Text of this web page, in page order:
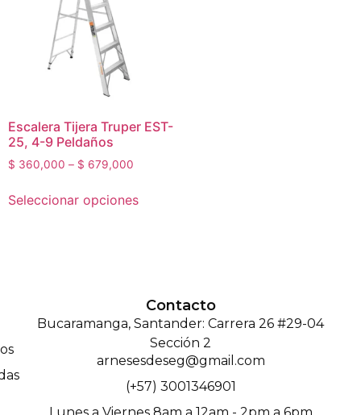
Escalera Tijera Truper EST-
25, 4-9 Peldaños
$ 360,000 – $ 679,000
Seleccionar opciones
Contacto
Bucaramanga, Santander: Carrera 26 #29-04
Sección 2
arnesesdeseg@gmail.com
(+57) 3001346901